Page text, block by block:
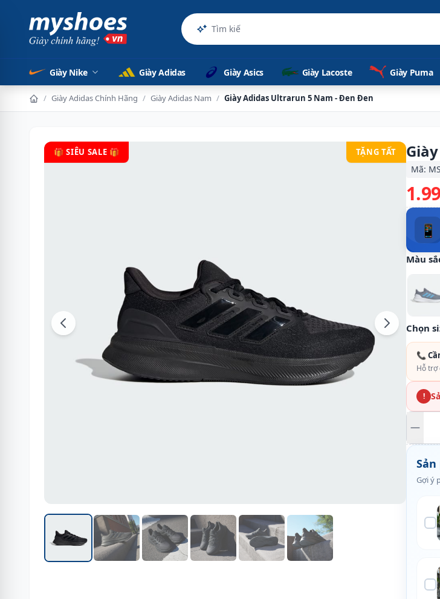
Sản phẩm chính
Giày Nike Giày Adidas Giày Asics Giày Lacoste Giày Puma
/ Giày Adidas Chính Hãng / Giày Adidas Nam / Giày Adidas Ultrarun 5 Nam - Đen Đen
🎁 SIÊU SALE 🎁 TẶNG TẤT
Mã:
📱
Màu
Chọn
📞
Hỗ trợ
!
Gợi ý